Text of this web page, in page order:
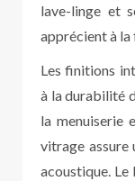
lave-linge et
apprécient à
Les finitions
à la durabilité
la menuiserie
vitrage assure
acoustique. Le